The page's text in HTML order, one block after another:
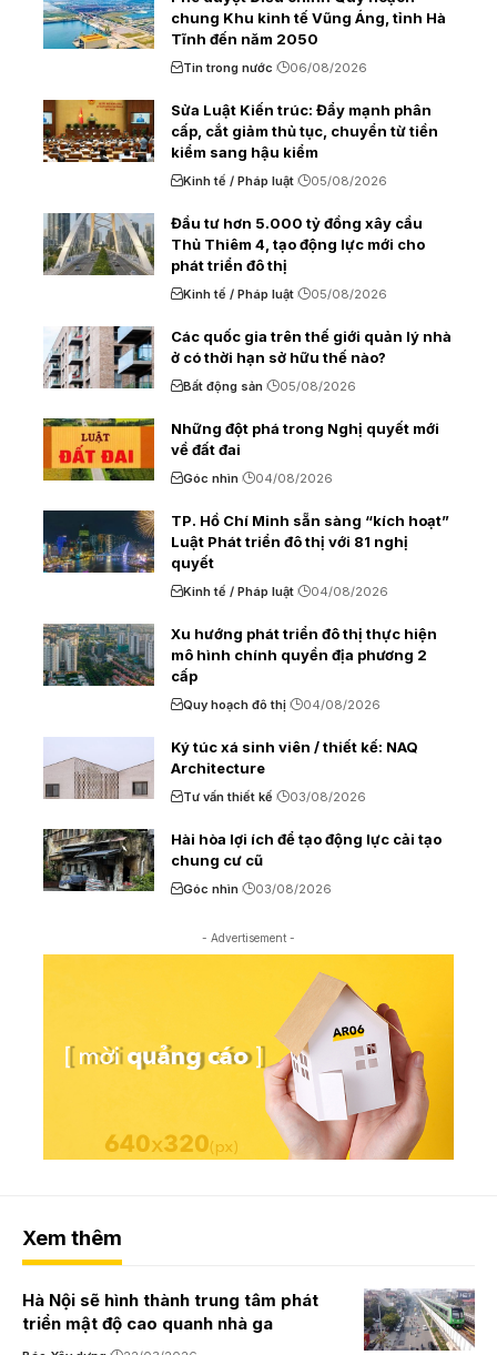
chung Khu kinh tế Vũng Áng, tỉnh Hà
Tĩnh đến năm 2050
Tin trong nước 06/08/2026
Sửa Luật Kiến trúc: Đẩy mạnh phân
cấp, cắt giảm thủ tục, chuyển từ tiền
kiểm sang hậu kiểm
Kinh tế / Pháp luật 05/08/2026
Đầu tư hơn 5.000 tỷ đồng xây cầu
Thủ Thiêm 4, tạo động lực mới cho
phát triển đô thị
Kinh tế / Pháp luật 05/08/2026
Các quốc gia trên thế giới quản lý nhà
ở có thời hạn sở hữu thế nào?
Bất động sản 05/08/2026
Những đột phá trong Nghị quyết mới
về đất đai
Góc nhìn 04/08/2026
TP. Hồ Chí Minh sẵn sàng “kích hoạt”
Luật Phát triển đô thị với 81 nghị
quyết
Kinh tế / Pháp luật 04/08/2026
Xu hướng phát triển đô thị thực hiện
mô hình chính quyền địa phương 2
cấp
Quy hoạch đô thị 04/08/2026
Ký túc xá sinh viên / thiết kế: NAQ
Architecture
Tư vấn thiết kế 03/08/2026
Hài hòa lợi ích để tạo động lực cải tạo
chung cư cũ
Góc nhìn 03/08/2026
- Advertisement -
Xem thêm
Hà Nội sẽ hình thành trung tâm phát
triển mật độ cao quanh nhà ga